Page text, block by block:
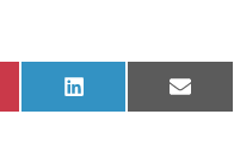
LinkedIn